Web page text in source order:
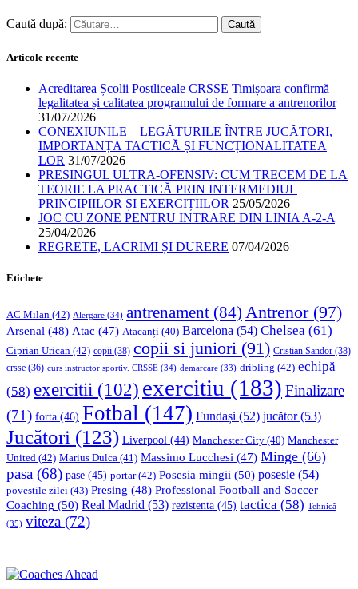
Caută după:
Articole recente
Acreditarea Școlii Postliceale CRSSE Timișoara confirmă
legalitatea și calitatea programului de formare a antrenorilor
31/07/2026
CONEXIUNILE – LEGĂTURILE ÎNTRE JUCĂTORI,
IMPORTANȚA TACTICĂ ȘI FUNCȚIONALITATEA
LOR 31/07/2026
PRESINGUL ULTRA-OFENSIV: CUM TRECEM DE LA
TEORIE LA PRACTICĂ PRIN INTERMEDIUL
PRINCIPIILOR ȘI EXERCIȚIILOR 25/05/2026
JOC CU ZONE PENTRU INTRARE DIN LINIA A-2-A
25/04/2026
REGRETE, LACRIMI ȘI DURERE 07/04/2026
Etichete
AC Milan (42) Alergare (34) antrenament (84) Antrenor(97)
Arsenal (48) Atac (47) Atacanți (40) Barcelona (54) Chelsea (61)
Ciprian Urican (42) copii (38) copii si juniori (91) Cristian Sandor (38)
crsse (36) curs instructor sportiv. CRSSE (34) demarcare (33) dribling (42) echipă
(58) exercitii (102) exercitiu (183) Finalizare
(71) forta (46) Fotbal (147) Fundași (52) jucător(53)
Jucători (123) Liverpool (44) Manchester City (40) Manchester
United (42) Marius Dulca (41) Massimo Lucchesi (47) Minge (66)
pasa (68) pase (45) portar(42) Posesia mingii (50) posesie (54)
povestile zilei (43) Presing (48) Professional Football and Soccer
Coaching (50) Real Madrid (53) rezistenta (45) tactica (58) Tehnică
(35) viteza (72)